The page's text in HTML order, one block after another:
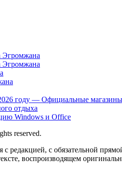
Эгромжана
Эгромжана
году — Официальные
отдыха
Windows и Office
reserved.
с редакцией, с обязательной
воспроизводящем